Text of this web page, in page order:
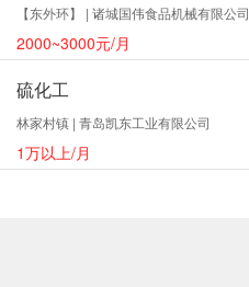
【东外环】 | 诸城国伟食品机械有限公司
2000~3000元/月
硫化工
林家村镇 | 青岛凯东工业有限公司
1万以上/月